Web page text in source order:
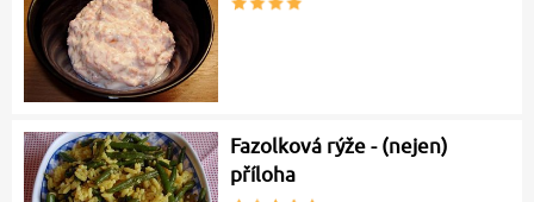
Fazolková rýže - (nejen)
příloha